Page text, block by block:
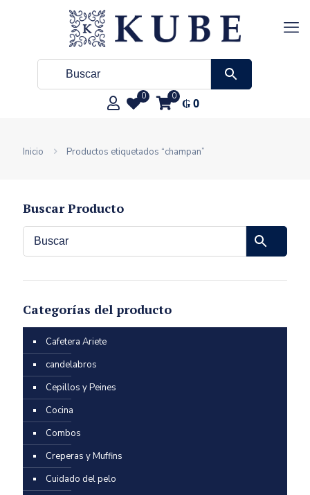
0 0 ₲0
Inicio Productos etiquetados “champan”
Buscar Producto
Categorías del producto
Cafetera Ariete
candelabros
Cepillos y Peines
Cocina
Combos
Creperas y Muffins
Cuidado del pelo